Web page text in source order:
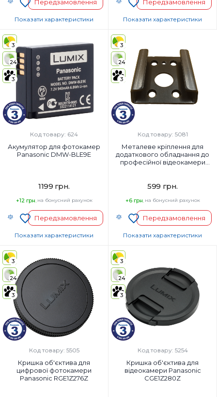
Передзамовлення
Код УКТ ЗЕД:
Країна-виробник товару:
Китай
Страна регистрации бренда:
Японія
Показати характеристики
Передзамовлення
Країна-виробник товару:
Страна регистрации бренда:
Показати характеристики
3
24
3
Код товару: 624
Акумулятор для фотокамер
Panasonic DMW-BLE9E
1199 грн.
+12 грн. на бонусний рахунок
Передзамовлення
Код УКТ ЗЕД:
Країна-виробник товару:
Страна регистрации бренда:
Тип:
акумулятор
Ємність:
940 мАг
Показати характеристики
3
24
3
Код товару: 5081
Металеве кріплення для
додаткового обладнання до
професійної відеокамери
599 грн.
+6 грн. на бонусний рахунок
Передзамовлення
Країна-виробник товару:
Японія
Страна регистрации бренда:
Японія
Показати характеристики
3
24
3
Код товару: 5505
Кришка об'єктива для
цифрової фотокамери
Panasonic RGE1Z276Z
3
24
3
Код товару: 5254
Кришка об'єктива для
відеокамери Panasonic
CGE1Z280Z